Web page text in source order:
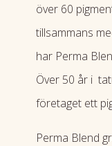
över 60
tillsammans
har Perma
Över 50 år i
företaget ett
Perma Blend